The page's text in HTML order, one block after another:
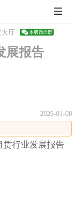
大厅
展报告
2026-01-08
赁行业发展报告